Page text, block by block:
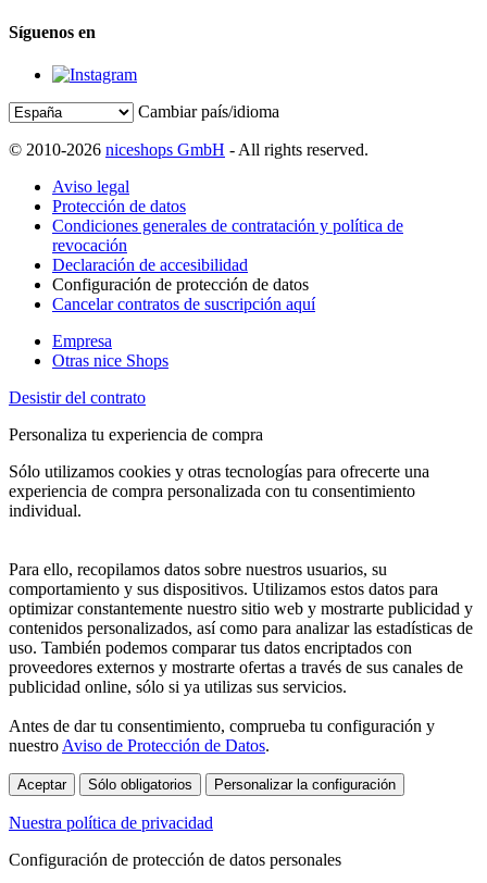
Síguenos en
Cambiar país/idioma
© 2010-2026 niceshops GmbH - All rights reserved.
Aviso legal
Protección de datos
Condiciones generales de contratación y política de
revocación
Declaración de accesibilidad
Configuración de protección de datos
Cancelar contratos de suscripción aquí
Empresa
Otras nice Shops
Desistir del contrato
Personaliza tu experiencia de compra
Sólo utilizamos cookies y otras tecnologías para ofrecerte una
experiencia de compra personalizada con tu consentimiento
individual.
Para ello, recopilamos datos sobre nuestros usuarios, su
comportamiento y sus dispositivos. Utilizamos estos datos para
optimizar constantemente nuestro sitio web y mostrarte publicidad y
contenidos personalizados, así como para analizar las estadísticas de
uso. También podemos comparar tus datos encriptados con
proveedores externos y mostrarte ofertas a través de sus canales de
publicidad online, sólo si ya utilizas sus servicios.
Antes de dar tu consentimiento, comprueba tu configuración y
nuestro Aviso de Protección de Datos.
Aceptar Sólo obligatorios Personalizar la configuración
Nuestra política de privacidad
Configuración de protección de datos personales